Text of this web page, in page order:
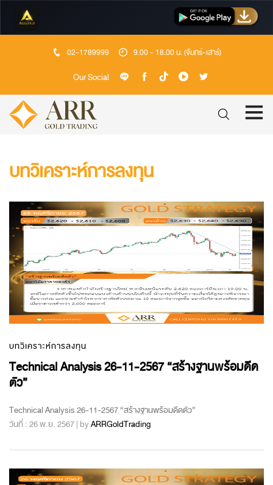
02-1789999 9.00 - 18.00 น. (จันทร์-เสาร์)
Our Social
บทวิเคราะห์การลงทุน
บทวิเคราะห์การลงทุน
Technical Analysis 26-11-2567 “สร้างฐานพร้อมดีด
ตัว”
Technical Analysis 26-11-2567 “สร้างฐานพร้อมดีดตัว”
วันที่ : 26 พ.ย. 2567 | byARRGoldTrading